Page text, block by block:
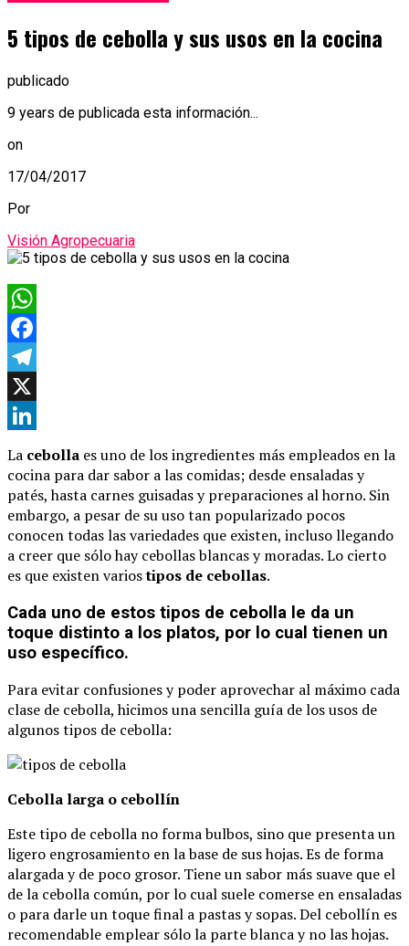
5 tipos de cebolla y sus usos en la cocina
publicado
9 years de publicada esta información...
on
17/04/2017
Por
Visión Agropecuaria
WhatsApp
Facebook
Telegram
X
La cebolla es uno de los ingredientes más empleados en la
cocina para dar sabor a las comidas; desde ensaladas y
patés, hasta carnes guisadas y preparaciones al horno. Sin
embargo, a pesar de su uso tan popularizado pocos
conocen todas las variedades que existen, incluso llegando
a creer que sólo hay cebollas blancas y moradas. Lo cierto
es que existen variostipos de cebollas.
Cada uno de estos tipos de cebolla le da un
toque distinto a los platos, por lo cual tienen un
uso específico.
Para evitar confusiones y poder aprovechar al máximo cada
clase de cebolla, hicimos una sencilla guía de los usos de
algunos tipos de cebolla:
Cebolla larga o cebollín
Este tipo de cebolla no forma bulbos, sino que presenta un
ligero engrosamiento en la base de sus hojas. Es de forma
alargada y de poco grosor. Tiene un sabor más suave que el
de la cebolla común, por lo cual suele comerse en ensaladas
o para darle un toque final a pastas y sopas. Del cebollín es
recomendable emplear sólo la parte blanca y no las hojas.